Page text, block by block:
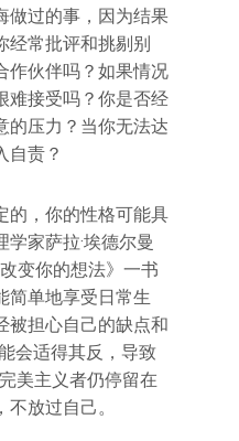
做过的事，因为结果
经常批评和挑剔别
作伙伴吗？如果情况
难接受吗？你是否经
的压力？当你无法达
自责？
的，你的性格可能具
家萨拉·埃德尔曼
改变你的想法》一书
简单地享受日常生
被担心自己的缺点和
会适得其反，导致
美主义者仍停留在
放过自己。